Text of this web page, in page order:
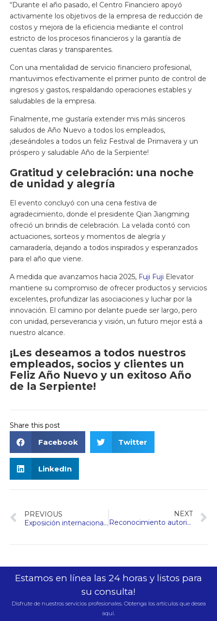
“Durante el año pasado, el Centro Financiero apoyó
activamente los objetivos de la empresa de reducción de
costos y mejora de la eficiencia mediante el control
estricto de los procesos financieros y la garantía de
cuentas claras y transparentes.
Con una mentalidad de servicio financiero profesional,
mantuvimos efectivamente el primer punto de control de
ingresos y gastos, respaldando operaciones estables y
saludables de la empresa.
Finalmente, me gustaría extender mis más sinceros
saludos de Año Nuevo a todos los empleados,
¡deseándoles a todos un feliz Festival de Primavera y un
próspero y saludable Año de la Serpiente!
Gratitud y celebración: una noche
de unidad y alegría
El evento concluyó con una cena festiva de
agradecimiento, donde el presidente Qian Jiangming
ofreció un brindis de celebración. La velada contó con
actuaciones, sorteos y momentos de alegría y
camaradería, dejando a todos inspirados y esperanzados
para el año que viene.
A medida que avanzamos hacia 2025, Fuji Fuji Elevator
mantiene su compromiso de ofrecer productos y servicios
excelentes, profundizar las asociaciones y luchar por la
innovación. El camino por delante puede ser largo, pero
con unidad, perseverancia y visión, un futuro mejor está a
nuestro alcance.
¡Les deseamos a todos nuestros
empleados, socios y clientes un
Feliz Año Nuevo y un exitoso Año
de la Serpiente!
Share this post
Facebook Twitter
LinkedIn
PREVIOUS
Exposición internacional de ascensores de Kazajstán 2024
NEXT
Reconocimiento autorizado ︱ Hengda Fuji ganó el premio “Diez mejores proveedores de elevadores de adquisiciones gubernamentales nacionales”
Estamos en línea las 24 horas y listos para
su consulta!
Disfrute de nuestros servicios profesionales. Obtenga los artículos que desea
aquí.